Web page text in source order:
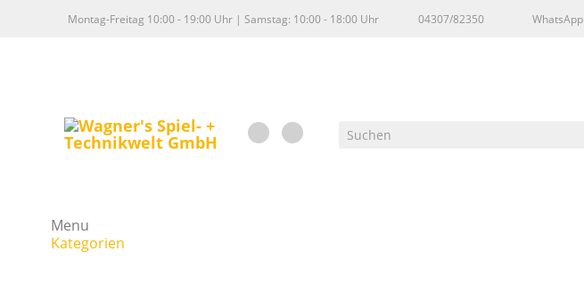
Montag-Freitag 10:00 - 19:00 Uhr | Samstag: 10:00 - 18:00 Uhr 04307/82350 WhatsApp
Menu
Kategorien